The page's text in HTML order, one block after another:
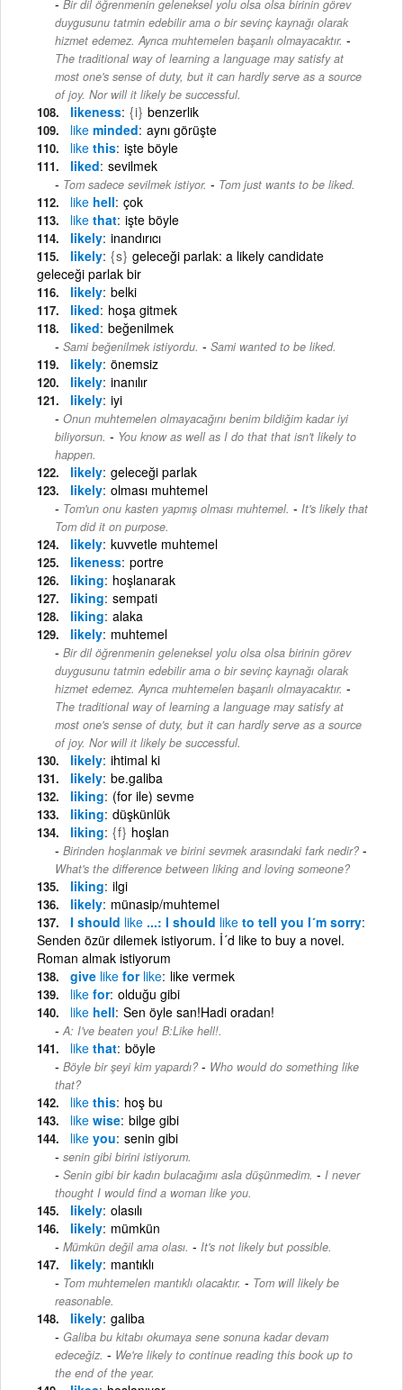
Bir dil öğrenmenin geleneksel yolu olsa olsa birinin görev
duygusunu tatmin edebilir ama o bir sevinç kaynağı olarak
hizmet edemez. Ayrıca muhtemelen başarılı olmayacaktır. -
The traditional way of learning a language may satisfy at
most one's sense of duty, but it can hardly serve as a source
of joy. Nor will it likely be successful.
likeness {i} benzerlik
like minded aynı görüşte
like this işte böyle
liked sevilmek
Tom sadece sevilmek istiyor. - Tom just wants to be liked.
like hell çok
like that işte böyle
likely inandırıcı
likely {s} geleceği parlak: a likely candidate
geleceği parlak bir
likely belki
liked hoşa gitmek
liked beğenilmek
Sami beğenilmek istiyordu. - Sami wanted to be liked.
likely önemsiz
likely inanılır
likely iyi
Onun muhtemelen olmayacağını benim bildiğim kadar iyi
biliyorsun. - You know as well as I do that that isn't likely to
happen.
likely geleceği parlak
likely olması muhtemel
Tom'un onu kasten yapmış olması muhtemel. - It's likely that
Tom did it on purpose.
likely kuvvetle muhtemel
likeness portre
liking hoşlanarak
liking sempati
liking alaka
likely muhtemel
Bir dil öğrenmenin geleneksel yolu olsa olsa birinin görev
duygusunu tatmin edebilir ama o bir sevinç kaynağı olarak
hizmet edemez. Ayrıca muhtemelen başarılı olmayacaktır. -
The traditional way of learning a language may satisfy at
most one's sense of duty, but it can hardly serve as a source
of joy. Nor will it likely be successful.
likely ihtimal ki
likely be.galiba
liking (for ile) sevme
liking düşkünlük
liking {f} hoşlan
Birinden hoşlanmak ve birini sevmek arasındaki fark nedir? -
What's the difference between liking and loving someone?
liking ilgi
likely münasip/muhtemel
I should like ...: I should like to tell you I´m sorry
Senden özür dilemek istiyorum. İ´d like to buy a novel.
Roman almak istiyorum
give like for like like vermek
like for olduğu gibi
like hell Sen öyle san!Hadi oradan!
A: I've beaten you! B:Like hell!.
like that böyle
Böyle bir şeyi kim yapardı? - Who would do something like
that?
like this hoş bu
like wise bilge gibi
like you senin gibi
senin gibi birini istiyorum.
Senin gibi bir kadın bulacağımı asla düşünmedim. - I never
thought I would find a woman like you.
likely olasılı
likely mümkün
Mümkün değil ama olası. - It's not likely but possible.
likely mantıklı
Tom muhtemelen mantıklı olacaktır. - Tom will likely be
reasonable.
likely galiba
Galiba bu kitabı okumaya sene sonuna kadar devam
edeceğiz. - We're likely to continue reading this book up to
the end of the year.